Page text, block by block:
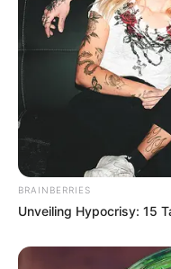
BRAINBERRIES
Unveiling Hypocrisy: 15